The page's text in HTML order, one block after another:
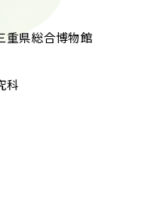
県総合博物館